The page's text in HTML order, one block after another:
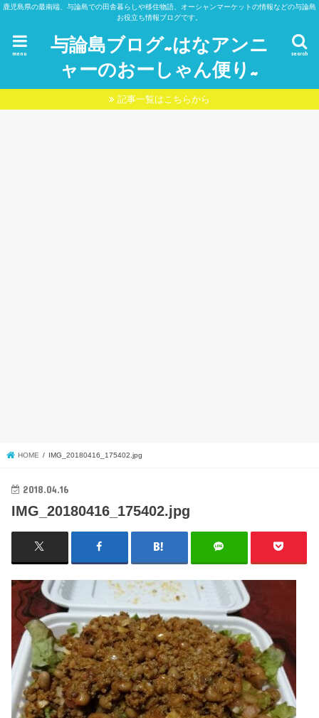
鹿児島県の最南端、与論島での田舎暮らしや移住物語、オーシャンマーケットの情報などの与論島
お役立ち情報ブログです。
与論島ブログ~はなアンニ
ャーのおーしゃん便り~
search
menu
記事一覧はこちらから
HOME IMG_20180416_175402.jpg
2018.04.16
IMG_20180416_175402.jpg